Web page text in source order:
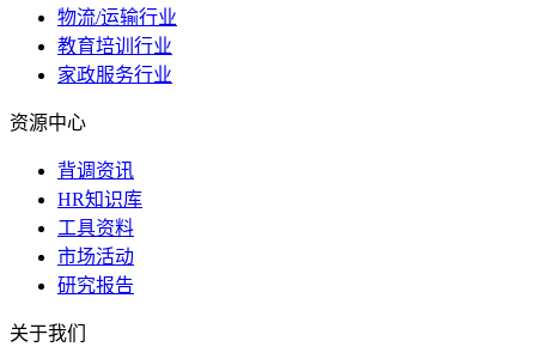
物流/运输行业
教育培训行业
家政服务行业
资源中心
背调资讯
HR知识库
工具资料
市场活动
研究报告
关于我们